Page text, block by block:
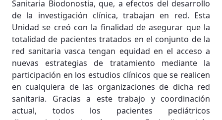
Sanitaria Biodonostia, que, a efectos del desarrollo
de la investigación clínica, trabajan en red. Esta
Unidad se creó con la finalidad de asegurar que la
totalidad de pacientes tratados en el conjunto de la
red sanitaria vasca tengan equidad en el acceso a
nuevas estrategias de tratamiento mediante la
participación en los estudios clínicos que se realicen
en cualquiera de las organizaciones de dicha red
sanitaria. Gracias a este trabajo y coordinación
actual, todos los pacientes pediátricos